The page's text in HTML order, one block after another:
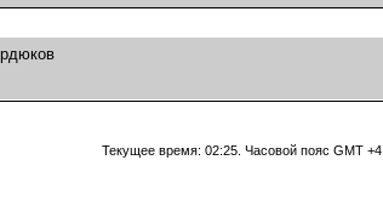
Текущее время: 02:25 . Часовой пояс GMT +4.